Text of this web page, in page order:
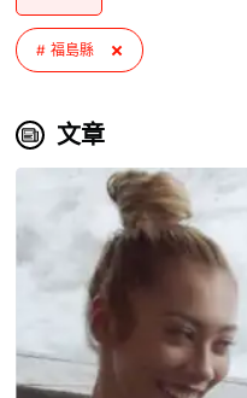
福島縣
文章